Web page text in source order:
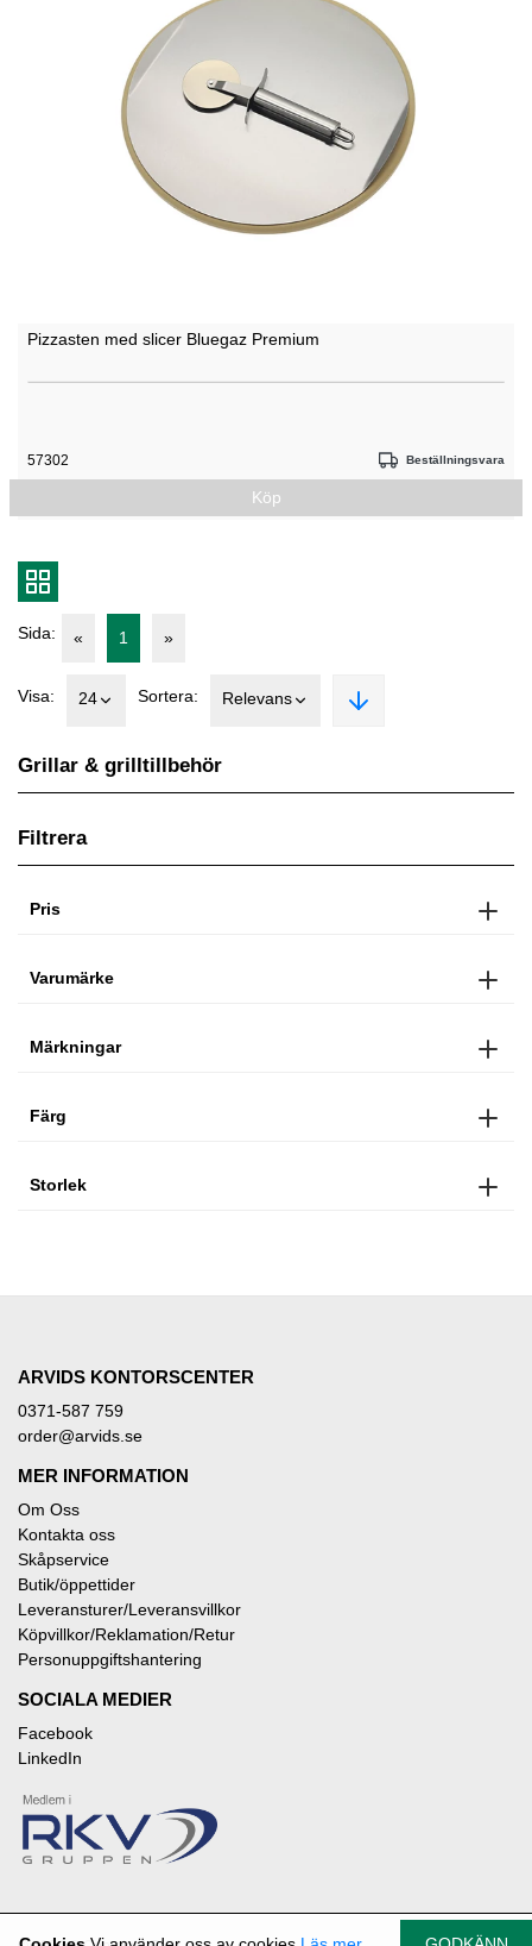
Grillar & grilltillbehör
Filtrera
Pris
Varumärke
Märkningar
Färg
Storlek
Pizzasten med slicer Bluegaz Premium
57302 Beställningsvara
Köp
Sida: « 1 »
Visa: 24 Sortera: Relevans
ARVIDS KONTORSCENTER
0371-587 759
order@arvids.se
MER INFORMATION
Om Oss
Kontakta oss
Skåpservice
Butik/öppettider
Leveransturer/Leveransvillkor
Köpvillkor/Reklamation/Retur
Personuppgiftshantering
SOCIALA MEDIER
Facebook
LinkedIn